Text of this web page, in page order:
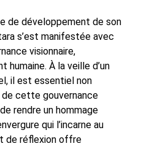
de développement de son
s’est manifestée avec
visionnaire,
À la veille d’un
il est essentiel non
cette gouvernance
rendre un hommage
qui l’incarne au
de réflexion offre